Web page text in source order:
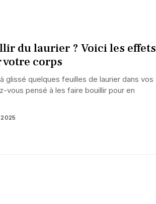
du laurier ? Voici les effets
corps
glissé quelques feuilles de laurier dans vos
vous pensé à les faire bouillir pour en
2025